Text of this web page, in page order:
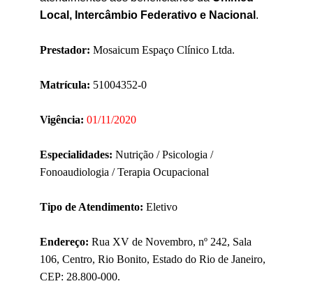
Local, Intercâmbio Federativo e Nacional .
Prestador: Mosaicum Espaço Clínico Ltda.
Matrícula: 51004352-0
Vigência: 01/11/2020
Especialidades: Nutrição / Psicologia /
Fonoaudiologia / Terapia Ocupacional
Tipo de Atendimento: Eletivo
Endereço: Rua XV de Novembro, nº 242, Sala
106, Centro, Rio Bonito, Estado do Rio de Janeiro,
CEP: 28.800-000.